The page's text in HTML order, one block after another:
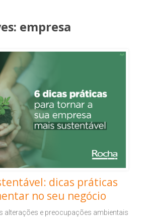
empresa
dicas práticas
no seu negócio
alterações e preocupações ambientais